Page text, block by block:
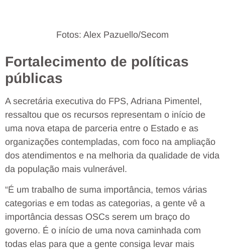
Fotos: Alex Pazuello/Secom
Fortalecimento de políticas
públicas
A secretária executiva do FPS, Adriana Pimentel,
ressaltou que os recursos representam o início de
uma nova etapa de parceria entre o Estado e as
organizações contempladas, com foco na ampliação
dos atendimentos e na melhoria da qualidade de vida
da população mais vulnerável.
“É um trabalho de suma importância, temos várias
categorias e em todas as categorias, a gente vê a
importância dessas OSCs serem um braço do
governo. É o início de uma nova caminhada com
todas elas para que a gente consiga levar mais